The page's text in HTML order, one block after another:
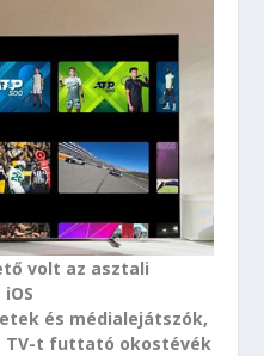
volt az asztali
és médialejátszók,
TV-t futtató okostévék